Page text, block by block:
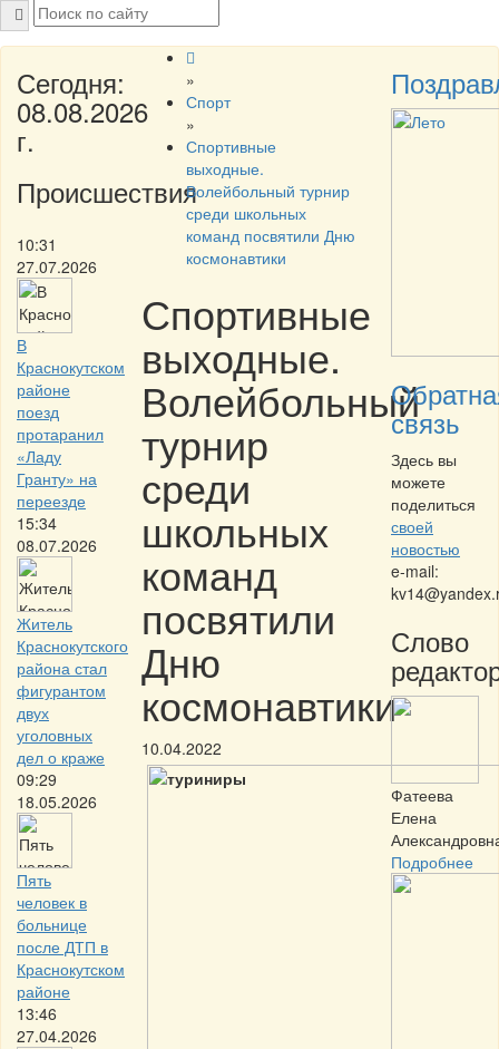
Сегодня:
08.08.2026
г.
Происшествия
10:31
27.07.2026
В
Краснокутском
районе
поезд
протаранил
«Ладу
Гранту» на
переезде
15:34
08.07.2026
Житель
Краснокутского
района стал
фигурантом
двух
уголовных
дел о краже
09:29
18.05.2026
Пять
человек в
больнице
после ДТП в
Краснокутском
районе
13:46
27.04.2026
»
Спорт
»
Спортивные
выходные.
Волейбольный турнир
среди школьных
команд посвятили Дню
космонавтики
Спортивные
выходные.
Волейбольный
турнир
среди
школьных
команд
посвятили
Дню
космонавтики
10.04.2022
связь
Здесь вы
можете
поделиться
своей
новостью
e-mail:
Слово
Фатеева
Елена
Подробнее